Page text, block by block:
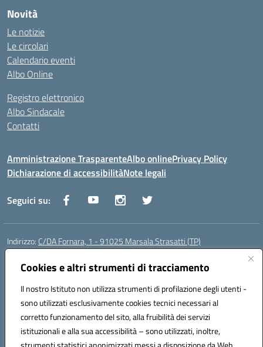
Cookies e altri strumenti di tracciamento
Il nostro Istituto non utilizza strumenti di profilazione degli utenti -
sono utilizzati esclusivamente cookies tecnici necessari al
corretto funzionamento del sito, alla fruibilità dei servizi
istituzionali e alla sua accessibilità – sono utilizzati, inoltre,
Novità
Le notizie
Le circolari
Calendario eventi
Albo Online
Registro elettronico
Albo Sindacale
Contatti
Amministrazione TrasparenteAlbo onlinePrivacy Policy
Dichiarazione di accessibilitàNote legali
Seguici su:
Indirizzo: C/DA Fornara, 1 - 91025 Marsala Strasatti (TP)
Centralino:
Posta elettronica certificata (PEC):tpic81600v@pec.istruzione.it
Codice fiscale: 82006360810
Codice meccanografico:TPIC81600V
Codice Indice delle Pubbliche Amministrazioni (IPA): istsc_tpic81600v
Codice unico di fatturazione (CUF): UFODYY